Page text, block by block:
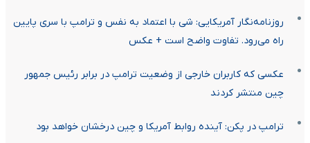
روزنامه‌نگار آمریکایی: شی با اعتماد به نفس و ترامپ با سری پایین
راه می‌رود. تفاوت واضح است + عکس
عکسی که کاربران خارجی از وضعیت ترامپ در برابر رئیس جمهور
چین منتشر کردند
ترامپ در پکن: آینده روابط آمریکا و چین درخشان خواهد بود